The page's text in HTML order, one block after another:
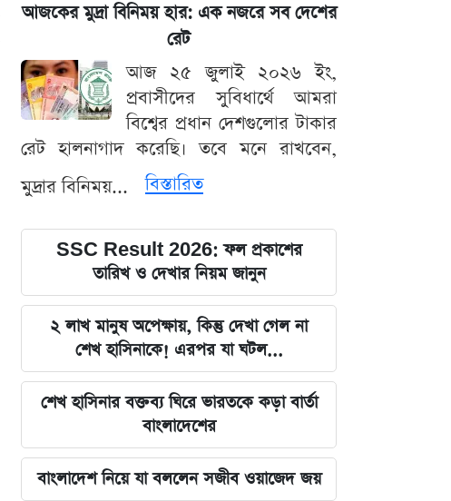
আজকের মুদ্রা বিনিময় হার: এক নজরে সব দেশের
রেট
আজ ২৫ জুলাই ২০২৬ ইং,
প্রবাসীদের সুবিধার্থে আমরা
বিশ্বের প্রধান দেশগুলোর টাকার
রেট হালনাগাদ করেছি। তবে মনে রাখবেন,
মুদ্রার বিনিময়...
বিস্তারিত
SSC Result 2026: ফল প্রকাশের
তারিখ ও দেখার নিয়ম জানুন
২ লাখ মানুষ অপেক্ষায়, কিন্তু দেখা গেল না
শেখ হাসিনাকে! এরপর যা ঘটল...
শেখ হাসিনার বক্তব্য ঘিরে ভারতকে কড়া বার্তা
বাংলাদেশের
বাংলাদেশ নিয়ে যা বললেন সজীব ওয়াজেদ জয়